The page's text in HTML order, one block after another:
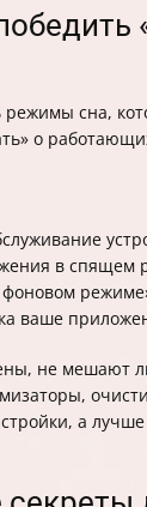
сна,
о
в спящем
ваше
не мешают
а